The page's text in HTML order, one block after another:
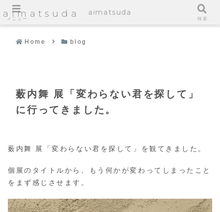
aimatsuda
Home blog
薮内舞 展「変わらない君を探して」
に行ってきました。
薮内舞 展「変わらない君を探して」を観てきました。
個展のタイトルから、もう何かが変わってしまったこと
をまず感じさせます。
メニュー
aimatsuda
検索